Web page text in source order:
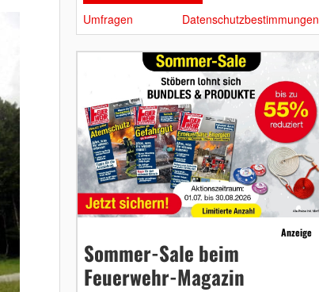
Umfragen Datenschutzbestimmungen
Anzeige
Sommer-Sale beim
Feuerwehr-Magazin